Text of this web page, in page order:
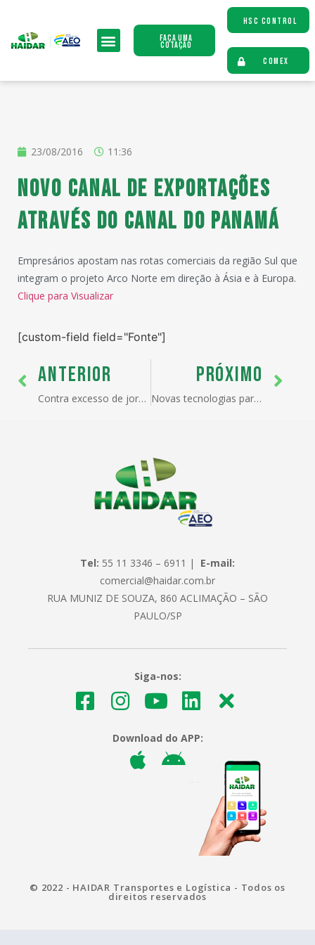
Faça uma
Cotação
HSC CONTROL
COMEX
23/08/2016 11:36
Novo canal de exportações
através do Canal do Panamá
Empresários apostam nas rotas comerciais da região Sul que
integram o projeto Arco Norte em direção à Ásia e à Europa.
Clique para Visualizar
[custom-field field="Fonte"]
ANTERIOR
Contra excesso de jornada, operação fiscaliza e autua caminhões em Guarujá.
PRÓXIMO
Novas tecnologias para melhorar infraestrutura portuária.
Tel: 55 11 3346 – 6911 | E-mail:
comercial@haidar.com.br
RUA MUNIZ DE SOUZA, 860 ACLIMAÇÃO – SÃO
PAULO/SP
Siga-nos:
Download do APP:
© 2022 - HAIDAR Transportes e Logística - Todos os
direitos reservados